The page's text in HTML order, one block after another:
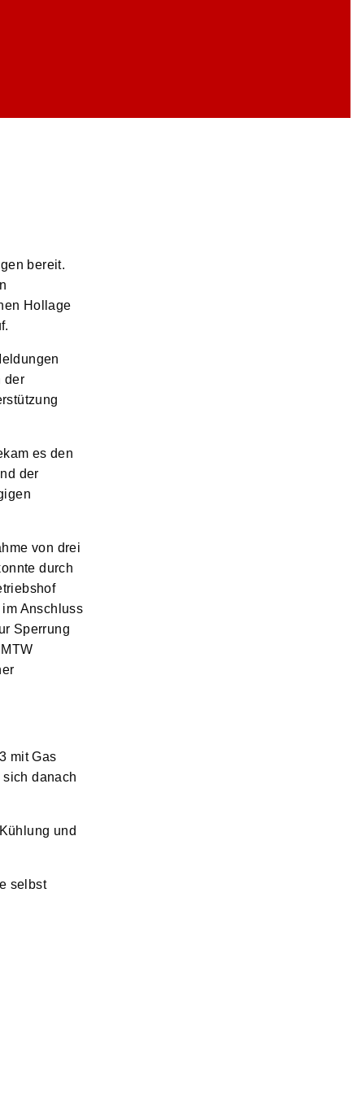
bereit.
Hollage
der
es den
der
von drei
durch
Anschluss
Sperrung
mit Gas
danach
und
selbst